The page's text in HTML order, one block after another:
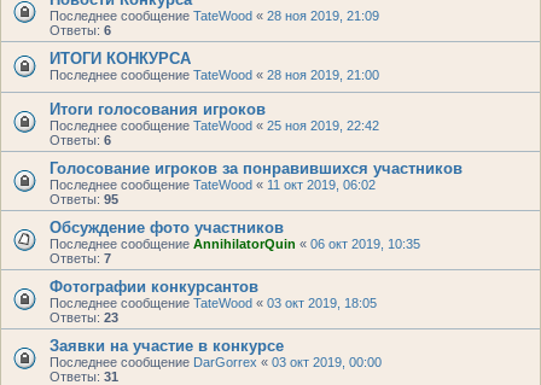
Последнее сообщение TateWood « 28 ноя 2019, 21:09
Ответы: 6
ИТОГИ КОНКУРСА
Последнее сообщение TateWood « 28 ноя 2019, 21:00
Итоги голосования игроков
Последнее сообщение TateWood « 25 ноя 2019, 22:42
Ответы: 6
Голосование игроков за понравившихся участников
Последнее сообщение TateWood « 11 окт 2019, 06:02
Ответы: 95
Обсуждение фото участников
Последнее сообщение AnnihilatorQuin « 06 окт 2019, 10:35
Ответы: 7
Фотографии конкурсантов
Последнее сообщение TateWood « 03 окт 2019, 18:05
Ответы: 23
Заявки на участие в конкурсе
Последнее сообщение DarGorrex « 03 окт 2019, 00:00
Ответы: 31